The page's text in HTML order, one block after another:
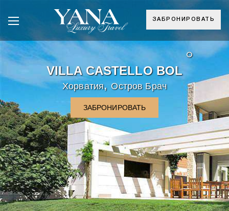
ЗАБРОНИРОВАТЬ
°
VILLA CASTELLO BOL
Хорватия,Остров Брач
ЗАБРОНИРОВАТЬ